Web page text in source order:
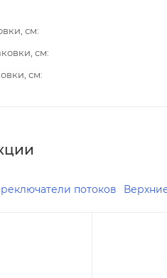
см
см
см
потоков